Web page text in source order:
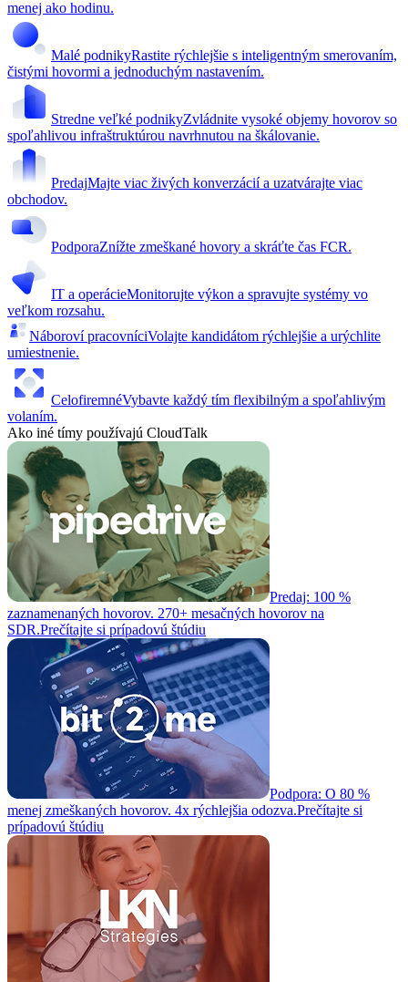
menej ako hodinu.
Malé podnikyRastite rýchlejšie s inteligentným smerovaním,
čistými hovormi a jednoduchým nastavením.
Stredne veľké podnikyZvládnite vysoké objemy hovorov so
spoľahlivou infraštruktúrou navrhnutou na škálovanie.
PredajMajte viac živých konverzácií a uzatvárajte viac
obchodov.
PodporaZnížte zmeškané hovory a skráťte čas FCR.
IT a operácieMonitorujte výkon a spravujte systémy vo
veľkom rozsahu.
Náboroví pracovníciVolajte kandidátom rýchlejšie a urýchlite
umiestnenie.
CelofiremnéVybavte každý tím flexibilným a spoľahlivým
volaním.
Ako iné tímy používajú CloudTalk
Predaj: 100 %
zaznamenaných hovorov. 270+ mesačných hovorov na
SDR.Prečítajte si prípadovú štúdiu
Podpora: O 80 %
menej zmeškaných hovorov. 4x rýchlejšia odozva.Prečítajte si
prípadovú štúdiu